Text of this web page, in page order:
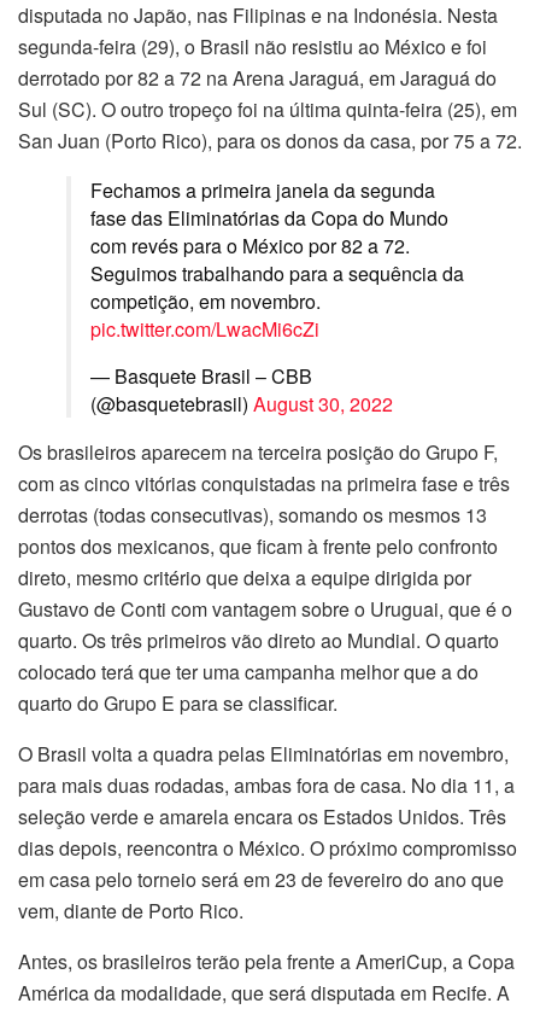
disputada no Japão, nas Filipinas e na Indonésia. Nesta
segunda-feira (29), o Brasil não resistiu ao México e foi
derrotado por 82 a 72 na Arena Jaraguá, em Jaraguá do
Sul (SC). O outro tropeço foi na última quinta-feira (25), em
San Juan (Porto Rico), para os donos da casa, por 75 a 72.
Fechamos a primeira janela da segunda
fase das Eliminatórias da Copa do Mundo
com revés para o México por 82 a 72.
Seguimos trabalhando para a sequência da
competição, em novembro.
pic.twitter.com/LwacMi6cZi
— Basquete Brasil – CBB
(@basquetebrasil) August 30, 2022
Os brasileiros aparecem na terceira posição do Grupo F,
com as cinco vitórias conquistadas na primeira fase e três
derrotas (todas consecutivas), somando os mesmos 13
pontos dos mexicanos, que ficam à frente pelo confronto
direto, mesmo critério que deixa a equipe dirigida por
Gustavo de Conti com vantagem sobre o Uruguai, que é o
quarto. Os três primeiros vão direto ao Mundial. O quarto
colocado terá que ter uma campanha melhor que a do
quarto do Grupo E para se classificar.
O Brasil volta a quadra pelas Eliminatórias em novembro,
para mais duas rodadas, ambas fora de casa. No dia 11, a
seleção verde e amarela encara os Estados Unidos. Três
dias depois, reencontra o México. O próximo compromisso
em casa pelo torneio será em 23 de fevereiro do ano que
vem, diante de Porto Rico.
Antes, os brasileiros terão pela frente a AmeriCup, a Copa
América da modalidade, que será disputada em Recife. A